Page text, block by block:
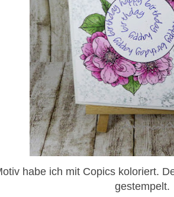
habe ich mit Copics koloriert.
gestempelt.